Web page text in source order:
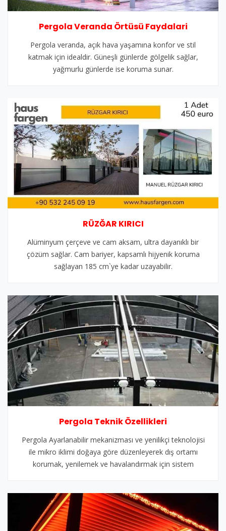
Pergola Veranda Örtüsü Faydalari
Pergola veranda, açık hava yaşamına konfor ve stil
katmak için idealdir. Güneşli günlerde gölgelik sağlar,
yağmurlu günlerde ise koruma sunar.
RÜZĞAR KIRICI
Alüminyum çerçeve ve cam aksam, ultra dayanıklı bir
çözüm sağlar. Cam bariyer, kapsamlı hijyenik koruma
sağlayan 185 cm`ye kadar uzayabilir.
Pergola Teknik Özellikleri
Pergola Ayarlanabilir mekanizması ve yenilikçi teknolojisi
ile mikro iklimi doğaya göre düzenleyerek dış ortamı
korumak, yenilemek ve havalandırmak için sistem